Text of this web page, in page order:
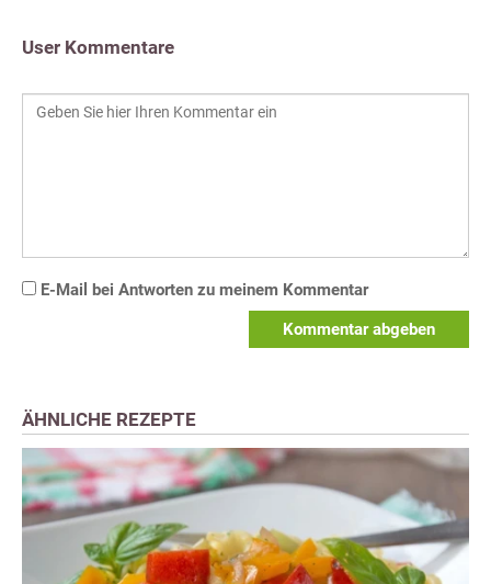
User Kommentare
E-Mail bei Antworten zu meinem Kommentar
Kommentar abgeben
ÄHNLICHE REZEPTE